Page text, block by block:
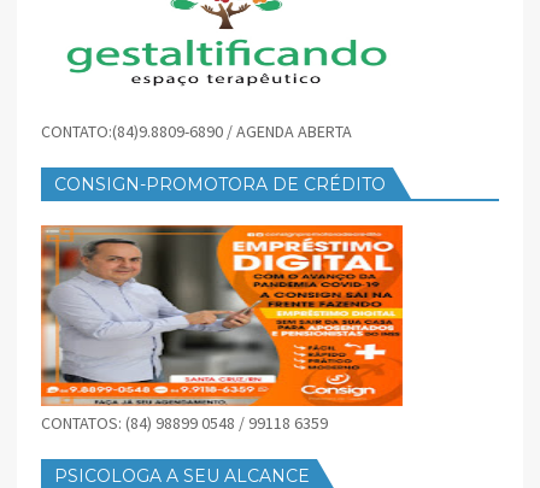
CONTATO:(84)9.8809-6890 / AGENDA ABERTA
CONSIGN-PROMOTORA DE CRÉDITO
CONTATOS: (84) 98899 0548 / 99118 6359
PSICOLOGA A SEU ALCANCE